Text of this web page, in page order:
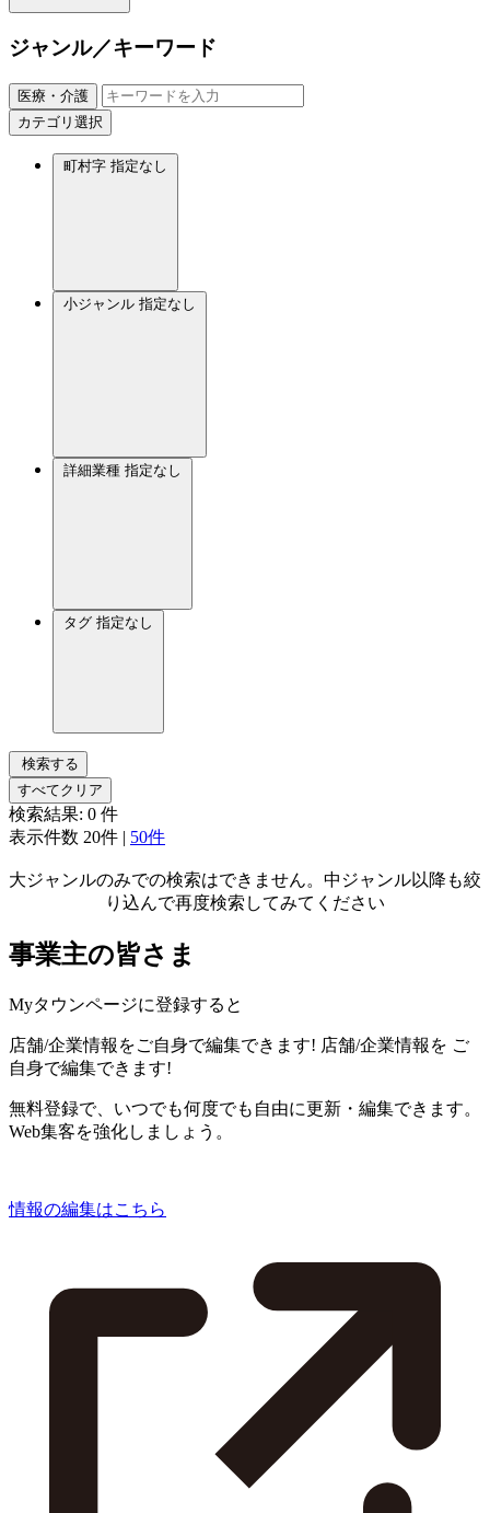
ジャンル／キーワード
医療・介護
カテゴリ選択
町村字 指定なし
小ジャンル 指定なし
詳細業種 指定なし
タグ 指定なし
検索する
すべてクリア
検索結果: 0 件
表示件数 20件 | 50件
大ジャンルのみでの検索はできません。中ジャンル以降も絞
り込んで再度検索してみてください
事業主の皆さま
Myタウンページに登録すると
店舗/企業情報をご自身で編集できます! 店舗/企業情報を ご
自身で編集できます!
無料登録で、いつでも何度でも自由に更新・編集できます。
Web集客を強化しましょう。
情報の編集はこちら